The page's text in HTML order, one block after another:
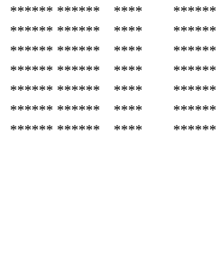
****** ****** **** ******
****** ****** **** ******
****** ****** **** ******
****** ****** **** ******
****** ****** **** ******
****** ****** **** ******
****** ****** **** ******